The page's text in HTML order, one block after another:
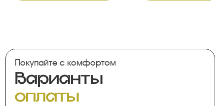
Покупайте с комфортом
Варианты
оплаты